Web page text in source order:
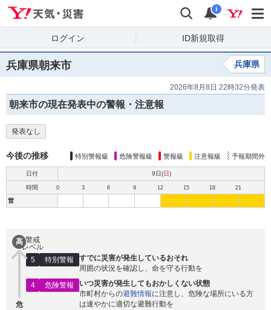
検索 通知
i
ログイン ID新規取得
兵庫県朝来市 兵庫県
2026年8月8日 22時32分発表
朝来市の現在発表中の警報・注意報
発表なし
今後の推移 特別警報級 危険警報級 警報級 注意報級 予報期間外
日付 9日(日)
時間 0 3 6 9 12 15 18 21
雷
高
危
警戒
レベル
5
特別警報
すでに災害が発生しているおそれ
周囲の状況を確認し、命を守る行動を
4
危険警報
いつ災害が発生してもおかしくない状態
市町村からの避難情報に注意し、危険な場所にいる方
は速やかに適切な避難行動を